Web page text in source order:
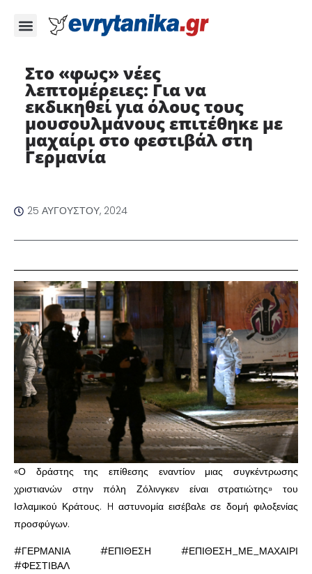
Στο «φως» νέες
λεπτομέρειες: Για να
εκδικηθεί για όλους τους
μουσουλμάνους επιτέθηκε με
μαχαίρι στο φεστιβάλ στη
Γερμανία
25 ΑΥΓΟΎΣΤΟΥ, 2024
«Ο δράστης της επίθεσης εναντίον μιας συγκέντρωσης
χριστιανών στην πόλη Ζόλινγκεν είναι στρατιώτης» του
Ισλαμικού Κράτους. H αστυνομία εισέβαλε σε δομή φιλοξενίας
προσφύγων.
#ΓΕΡΜΑΝΙΑ #ΕΠΙΘΕΣΗ #ΕΠΙΘΕΣΗ_ΜΕ_ΜΑΧΑΙΡΙ
#ΦΕΣΤΙΒΑΛ